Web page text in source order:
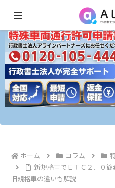
ホーム コラム
新規格車でＥＴＣ２．０
旧規格車の違いも解説